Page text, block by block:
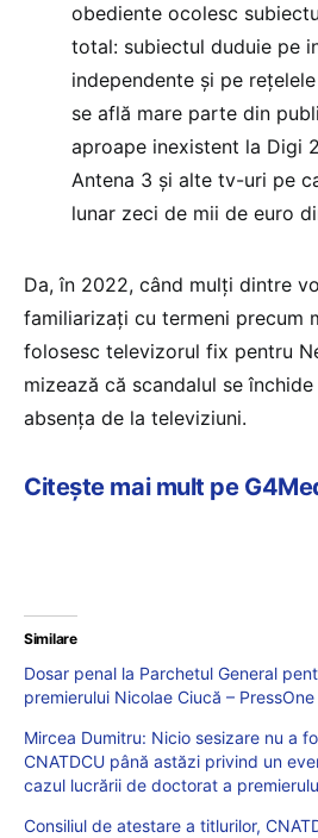
obediente ocolesc
total: subiectul duduie pe
independente și pe
se află mare parte din
aproape inexistent la Digi
Antena 3 și alte tv-uri pe
lunar zeci de mii de euro
Da, în 2022, când mulți dintre
familiarizați cu termeni precum
folosesc televizorul fix pentru
mizează că scandalul se
absența de la televiziuni.
Citește mai mult pe
Similare
Dosar penal la Parchetul General
premierului Nicolae Ciucă – PressOne
Mircea Dumitru: Nicio sesizare nu a
CNATDCU până astăzi privind un
cazul lucrării de doctorat a
Consiliul de atestare a titlurilor,